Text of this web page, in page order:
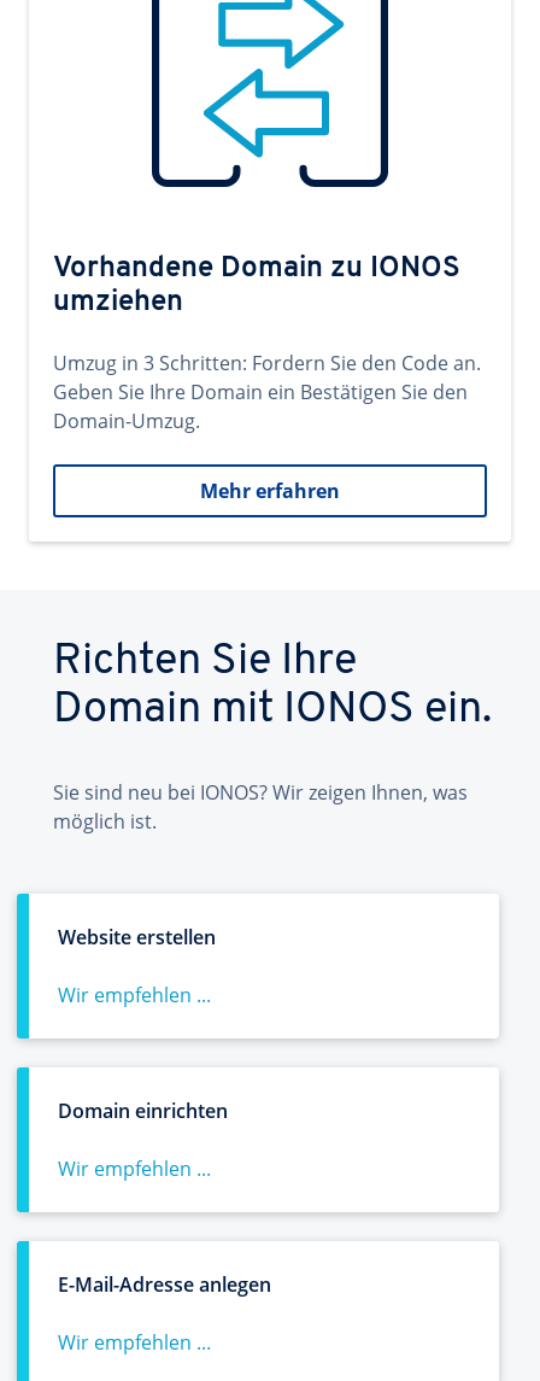
Vorhandene Domain zu IONOS
umziehen
Umzug in 3 Schritten: Fordern Sie den Code an.
Geben Sie Ihre Domain ein Bestätigen Sie den
Domain-Umzug.
Mehr erfahren
Richten Sie Ihre
Domain mit IONOS ein.
Sie sind neu bei IONOS? Wir zeigen Ihnen, was
möglich ist.
Website erstellen
Wir empfehlen ...
Domain einrichten
Wir empfehlen ...
E-Mail-Adresse anlegen
Wir empfehlen ...